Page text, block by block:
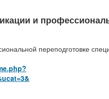
и
переподготовке